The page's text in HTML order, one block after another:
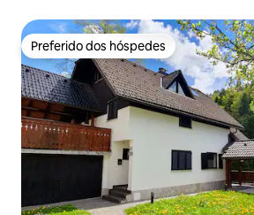
Preferido dos hóspedes
Preferido dos hóspedes